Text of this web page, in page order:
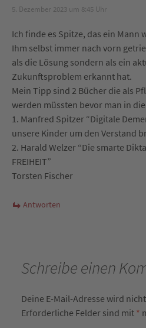
5. Dezember 2023 um 8:45 Uhr
Ich finde es Spitze, das ein Mann
Ihm selbst immer nach vorn
als die Lösung sondern als ein
Zukunftsproblem erkannt hat.
Mein Tipp sind 2 Bücher die als
werden müssten bevor man in
1. Manfred Spitzer “Digitale
unsere Kinder um den Verstand
2. Harald Welzer “Die smarte
FREIHEIT”
Torsten Fischer
Antworten
Schreibe einen
Deine E-Mail-Adresse wird
Erforderliche Felder sind mit *